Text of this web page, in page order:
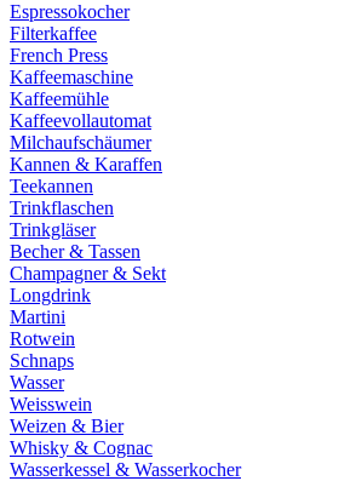
Espressokocher
Filterkaffee
French Press
Kaffeemaschine
Kaffeemühle
Kaffeevollautomat
Milchaufschäumer
Kannen & Karaffen
Teekannen
Trinkflaschen
Trinkgläser
Becher & Tassen
Champagner & Sekt
Longdrink
Martini
Rotwein
Schnaps
Wasser
Weisswein
Weizen & Bier
Whisky & Cognac
Wasserkessel & Wasserkocher